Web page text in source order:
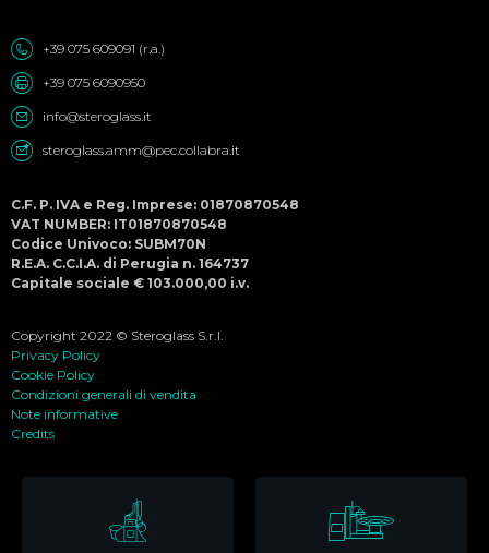
+39 075 609091 (r.a.)
+39 075 6090950
info@steroglass.it
steroglass.amm@pec.collabra.it
C.F. P. IVA e Reg. Imprese: 01870870548
VAT NUMBER: IT01870870548
Codice Univoco: SUBM70N
R.E.A. C.C.I.A. di Perugia n. 164737
Capitale sociale € 103.000,00 i.v.
Copyright 2022 © Steroglass S.r.l.
Privacy Policy
Cookie Policy
Condizioni generali di vendita
Note informative
Credits